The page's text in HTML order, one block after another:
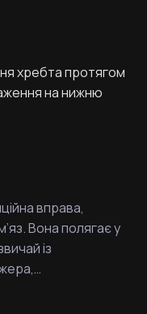
хребта протягом
на нижню
вправа,
Вона полягає у
із